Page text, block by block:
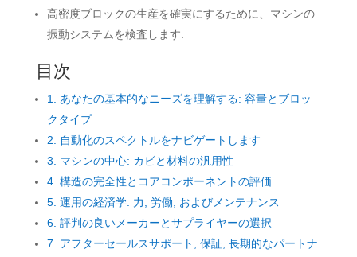
高密度ブロックの生産を確実にするために、マシンの
振動システムを検査します.
目次
1. あなたの基本的なニーズを理解する: 容量とブロッ
クタイプ
2. 自動化のスペクトルをナビゲートします
3. マシンの中心: カビと材料の汎用性
4. 構造の完全性とコアコンポーネントの評価
5. 運用の経済学: 力, 労働, およびメンテナンス
6. 評判の良いメーカーとサプライヤーの選択
7. アフターセールスサポート, 保証, 長期的なパートナ